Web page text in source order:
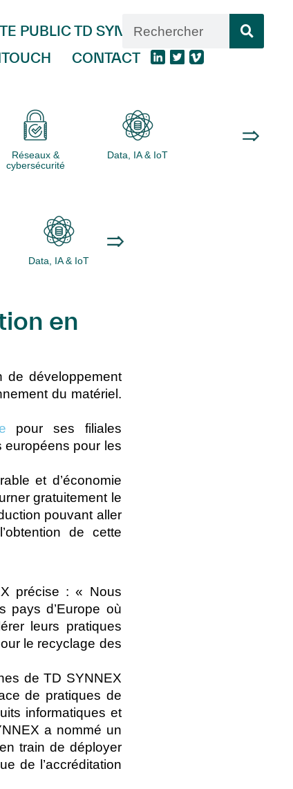
PUBLIC TD SYNNEX
CONTACT
Réseaux &
cybersécurité
Data, IA & IoT
Data, IA & IoT
en
de développement
du matériel.
pour ses filiales
européens pour les
et d’économie
gratuitement le
pouvant aller
de cette
précise : « Nous
pays d’Europe où
leurs pratiques
le recyclage des
de TD SYNNEX
de pratiques de
informatiques et
a nommé un
train de déployer
de l’accréditation